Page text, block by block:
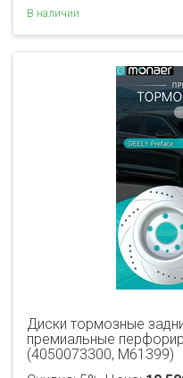
В наличии
Диски тормозные
премиальные
(4050073300, M61399)